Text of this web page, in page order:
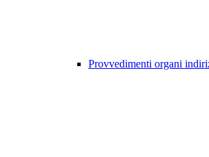
Provvedimenti organi